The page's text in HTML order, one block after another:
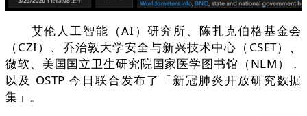
艾伦人工智能（AI）研究所、陈扎克伯格基金会
（CZI）、乔治敦大学安全与新兴技术中心（CSET）、
微软、美国国立卫生研究院国家医学图书馆（NLM），
以及 OSTP 今日联合发布了「新冠肺炎开放研究数据
集」。